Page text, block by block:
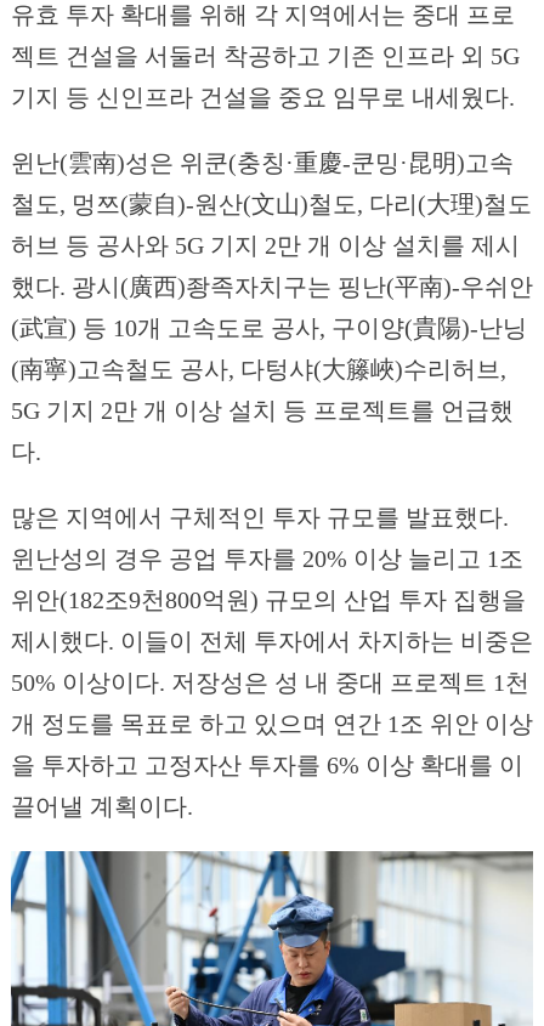
유효 투자 확대를 위해 각 지역에서는 중대 프로
젝트 건설을 서둘러 착공하고 기존 인프라 외 5G
기지 등 신인프라 건설을 중요 임무로 내세웠다.
윈난(雲南)성은 위쿤(충칭·重慶-쿤밍·昆明)고속
철도, 멍쯔(蒙自)-원산(文山)철도, 다리(大理)철도
허브 등 공사와 5G 기지 2만 개 이상 설치를 제시
했다. 광시(廣西)좡족자치구는 핑난(平南)-우쉬안
(武宣) 등 10개 고속도로 공사, 구이양(貴陽)-난닝
(南寧)고속철도 공사, 다텅샤(大籐峽)수리허브,
5G 기지 2만 개 이상 설치 등 프로젝트를 언급했
다.
많은 지역에서 구체적인 투자 규모를 발표했다.
윈난성의 경우 공업 투자를 20% 이상 늘리고 1조
위안(182조9천800억원) 규모의 산업 투자 집행을
제시했다. 이들이 전체 투자에서 차지하는 비중은
50% 이상이다. 저장성은 성 내 중대 프로젝트 1천
개 정도를 목표로 하고 있으며 연간 1조 위안 이상
을 투자하고 고정자산 투자를 6% 이상 확대를 이
끌어낼 계획이다.